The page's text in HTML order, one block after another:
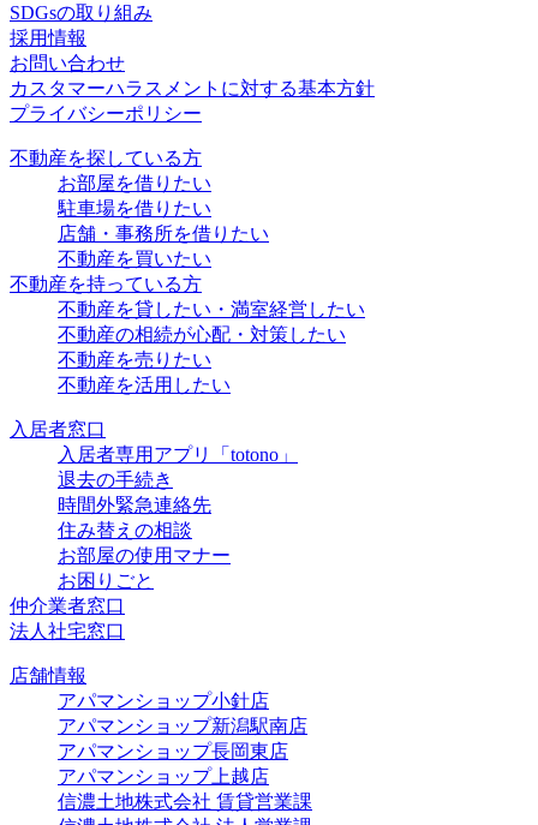
SDGsの取り組み
採用情報
お問い合わせ
カスタマーハラスメントに対する基本方針
プライバシーポリシー
不動産を探している方
お部屋を借りたい
駐車場を借りたい
店舗・事務所を借りたい
不動産を買いたい
不動産を持っている方
不動産を貸したい・満室経営したい
不動産の相続が心配・対策したい
不動産を売りたい
不動産を活用したい
入居者窓口
入居者専用アプリ「totono」
退去の手続き
時間外緊急連絡先
住み替えの相談
お部屋の使用マナー
お困りごと
仲介業者窓口
法人社宅窓口
店舗情報
アパマンショップ小針店
アパマンショップ新潟駅南店
アパマンショップ長岡東店
アパマンショップ上越店
信濃土地株式会社 賃貸営業課